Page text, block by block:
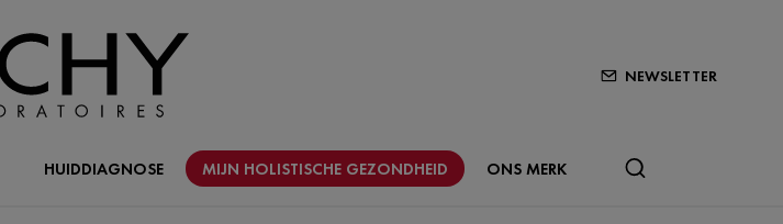
NEWSLETTER
HUIDDIAGNOSE MIJN HOLISTISCHE GEZONDHEID ONS MERK